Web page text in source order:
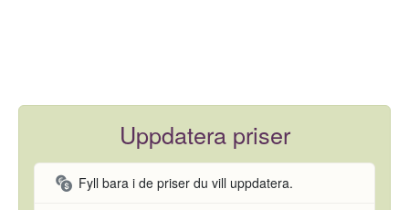
Uppdatera priser
Fyll bara i de priser du vill uppdatera.